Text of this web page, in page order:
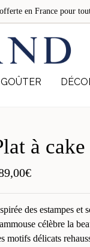
en France pour
à
€
des estampes et
célèbre la
motifs délicats